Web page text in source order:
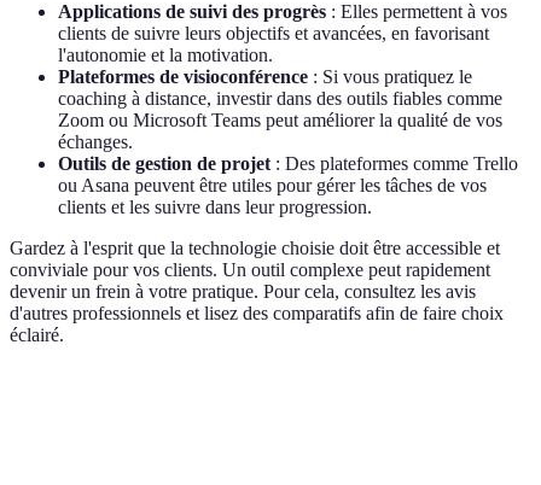
Applications de suivi des progrès : Elles permettent à vos
clients de suivre leurs objectifs et avancées, en favorisant
l'autonomie et la motivation.
Plateformes de visioconférence : Si vous pratiquez le
coaching à distance, investir dans des outils fiables comme
Zoom ou Microsoft Teams peut améliorer la qualité de vos
échanges.
Outils de gestion de projet : Des plateformes comme Trello
ou Asana peuvent être utiles pour gérer les tâches de vos
clients et les suivre dans leur progression.
Gardez à l'esprit que la technologie choisie doit être accessible et
conviviale pour vos clients. Un outil complexe peut rapidement
devenir un frein à votre pratique. Pour cela, consultez les avis
d'autres professionnels et lisez des comparatifs afin de faire choix
éclairé.